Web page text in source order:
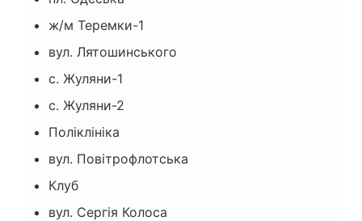
ж/м Теремки-1
вул. Лятошинського
с. Жуляни-1
с. Жуляни-2
Поліклініка
вул. Повітрофлотська
Клуб
вул. Сергія Колоса